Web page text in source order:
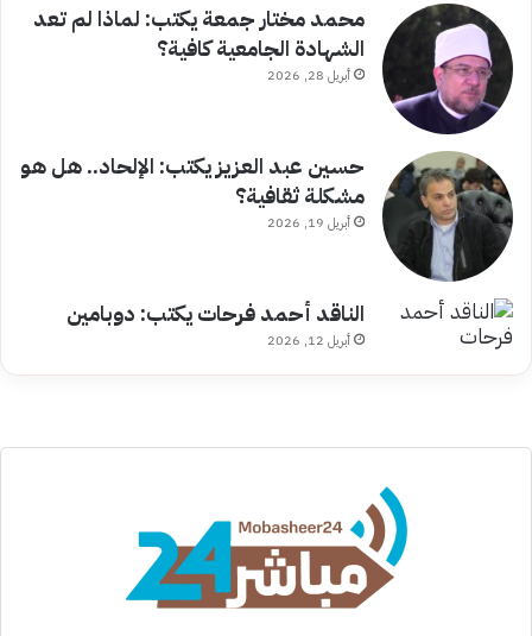
محمد مختار جمعة يكتب: لماذا لم تعد
الشهادة الجامعية كافية؟
أبريل 28, 2026
حسين عبد العزيز يكتب: الإلحاد.. هل هو
مشكلة ثقافية؟
أبريل 19, 2026
الناقد أحمد فرحات يكتب: دوبامين
أبريل 12, 2026